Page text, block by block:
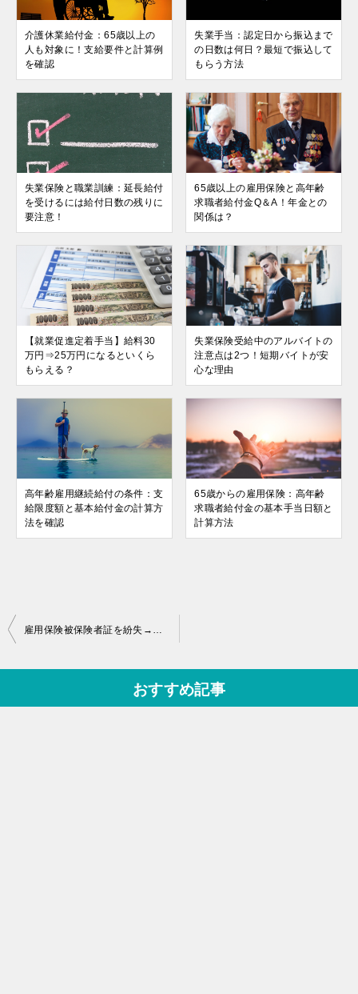
介護休業給付金：65歳以上の
人も対象に！支給要件と計算例
を確認
失業手当：認定日から振込まで
の日数は何日？最短で振込して
もらう方法
失業保険と職業訓練：延長給付
を受けるには給付日数の残りに
要注意！
65歳以上の雇用保険と高年齢
求職者給付金Q＆A！年金との
関係は？
【就業促進定着手当】給料30
万円⇒25万円になるといくら
もらえる？
失業保険受給中のアルバイトの
注意点は2つ！短期バイトが安
心な理由
高年齢雇用継続給付の条件：支
給限度額と基本給付金の計算方
法を確認
65歳からの雇用保険：高年齢
求職者給付金の基本手当日額と
計算方法
投
ビ
雇用保険被保険者証を紛失→ハローワークで即日5分で再発行してくれた話
おすすめ記事